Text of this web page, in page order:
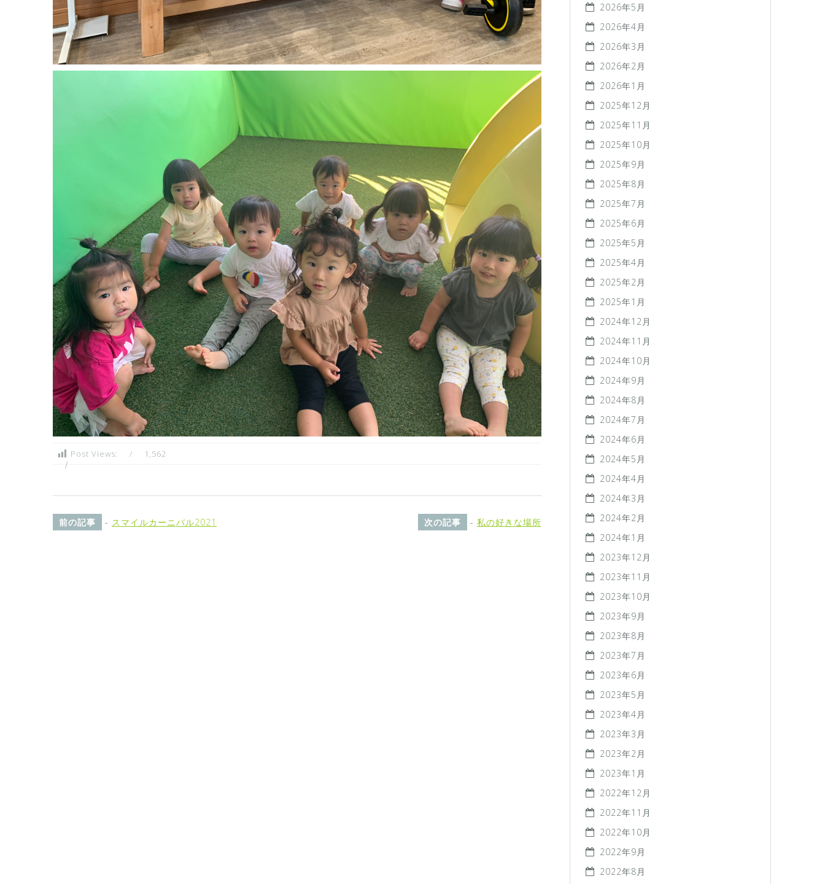
Post Views: 1,562
前の記事 - スマイルカーニバル2021 次の記事 - 私の好きな場所
2026年5月
2026年4月
2026年3月
2026年2月
2026年1月
2025年12月
2025年11月
2025年10月
2025年9月
2025年8月
2025年7月
2025年6月
2025年5月
2025年4月
2025年2月
2025年1月
2024年12月
2024年11月
2024年10月
2024年9月
2024年8月
2024年7月
2024年6月
2024年5月
2024年4月
2024年3月
2024年2月
2024年1月
2023年12月
2023年11月
2023年10月
2023年9月
2023年8月
2023年7月
2023年6月
2023年5月
2023年4月
2023年3月
2023年2月
2023年1月
2022年12月
2022年11月
2022年10月
2022年9月
2022年8月